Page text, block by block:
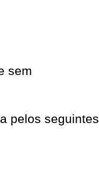
sem
pelos seguintes